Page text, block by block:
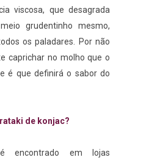
viscosa, que desagrada
grudentinho mesmo,
os paladares. Por não
caprichar no molho que o
é que definirá o sabor do
de konjac?
encontrado em lojas